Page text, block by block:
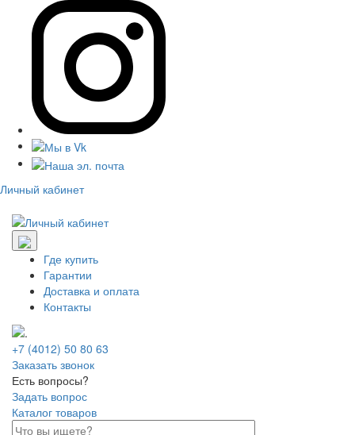
Личный кабинет
Где купить
Гарантии
Доставка и оплата
Контакты
+7 (4012) 50 80 63
Заказать звонок
Есть вопросы?
Задать вопрос
Каталог товаров